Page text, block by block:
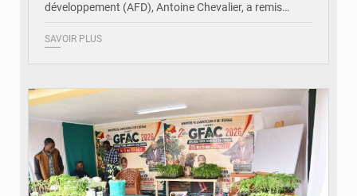
développement (AFD), Antoine Chevalier, a remis…
SAVOIR PLUS